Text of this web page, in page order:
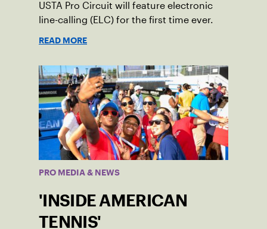
USTA Pro Circuit will feature electronic
line-calling (ELC) for the first time ever.
READ MORE
PRO MEDIA & NEWS
'INSIDE AMERICAN
TENNIS'